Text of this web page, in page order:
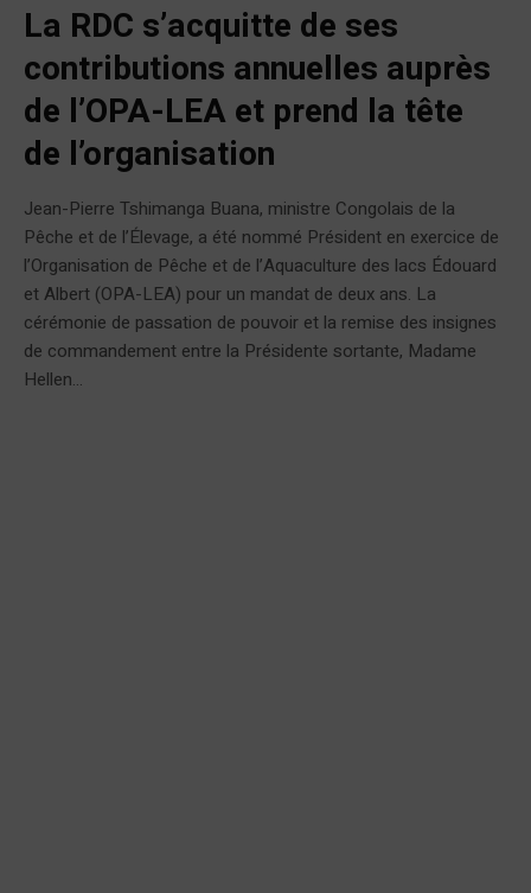
La RDC s’acquitte de ses
contributions annuelles auprès
de l’OPA-LEA et prend la tête
de l’organisation
Jean-Pierre Tshimanga Buana, ministre Congolais de la
Pêche et de l’Élevage, a été nommé Président en exercice de
l’Organisation de Pêche et de l’Aquaculture des lacs Édouard
et Albert (OPA-LEA) pour un mandat de deux ans. La
cérémonie de passation de pouvoir et la remise des insignes
de commandement entre la Présidente sortante, Madame
Hellen...